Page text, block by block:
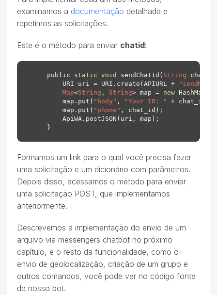
examinamos a documentação detalhada e
repetimos as solicitações.
Este é o método para enviar chatid:
    public
static void sendChatId( String
        URI uri = URI.create(APIURL +
Map<String , String> map = new HashMap<
        map.put(
"body" , "Your ID: "
+ chat_id);
        map.put(
"phone" , chat_id);
        ApiWA.postJSON(uri, map);
Formamos um link para o qual você precisa fazer
uma solicitação e um dicionário com parâmetros.
Depois disso, acessamos o método para enviar
uma solicitação POST, que implementamos
anteriormente.
Descrevemos a implementação do envio de um
arquivo via messengers chatbot no próximo
capítulo, e o resto da funcionalidade, como o
envio de geolocalização, criação de um grupo e
outros comandos, você pode ver no código fonte
de nosso bot.